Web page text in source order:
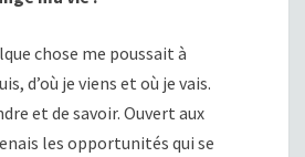
chose me poussait à
d’où je viens et où je vais.
et de savoir. Ouvert aux
les opportunités qui se